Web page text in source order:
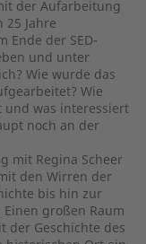
der Aufarbeitung
25 Jahre
Ende der SED-
und unter
Wie wurde das
Wie
was interessiert
noch an der
mit Regina Scheer
den Wirren der
bis hin zur
großen Raum
der Geschichte des